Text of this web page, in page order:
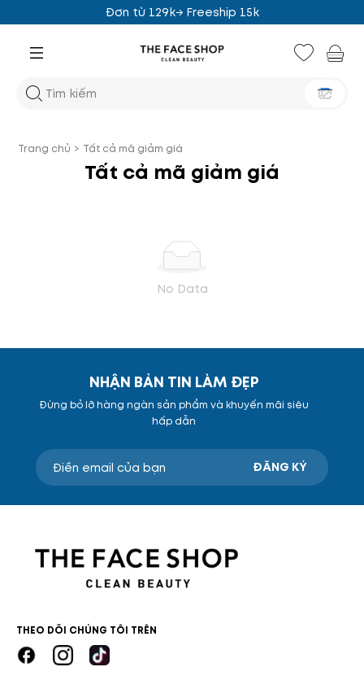
Đơn từ 129k→ Freeship 15k
Trang chủ > Tất cả mã giảm giá
Tất cả mã giảm giá
No Data
NHẬN BẢN TIN LÀM ĐẸP
Đừng bỏ lỡ hàng ngàn sản phẩm và khuyến mãi siêu
hấp dẫn
ĐĂNG KÝ
THEO DÕI CHÚNG TÔI TRÊN